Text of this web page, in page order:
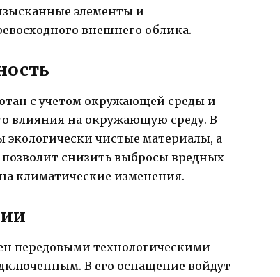
элементы и
внешнего облика.
с учетом окружающей среды и
влияния на окружающую среду. В
экологически чистые материалы, а
снизить выбросы вредных
климатические изменения.
передовыми технологическими
В его оснащение войдут